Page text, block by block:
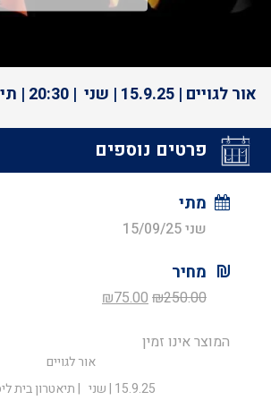
אור לגויים | 15.9.25 | שני | 20:30 | תיאטרון בית ליסין
פרטים נוספים
מתי
שני 15/09/25
מחיר
₪250.00
המחיר
היה:
₪250.00.
₪75.00
₪75.00.
המוצר אינו זמין
אור לגויים
15.9.25 | שני | תיאטרון בית ליסין